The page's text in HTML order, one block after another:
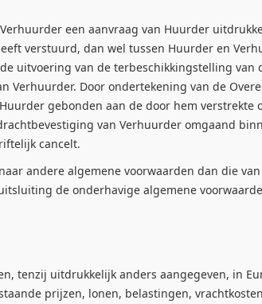
een aanvraag van Huurder
verstuurd, dan wel tussen Huurder en
uitvoering van de terbeschikkingstelling van
Verhuurder. Door ondertekening van de
gebonden aan de door hem verstrekte
van Verhuurder omgaand
cancelt.
andere algemene voorwaarden dan die van
de onderhavige algemene
uitdrukkelijk anders aangegeven, in
prijzen, lonen, belastingen,